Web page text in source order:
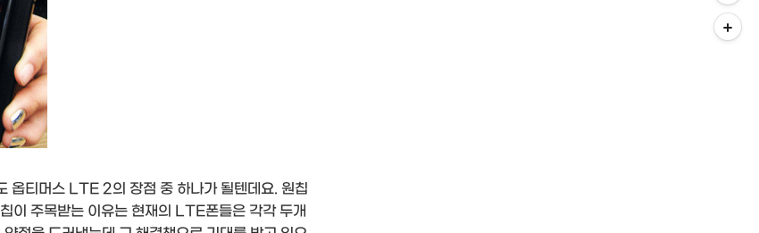
옵티머스 LTE 2의 장점 중 하나가 될텐데요. 원칩
이 주목받는 이유는 현재의 LTE폰들은 각각 두개